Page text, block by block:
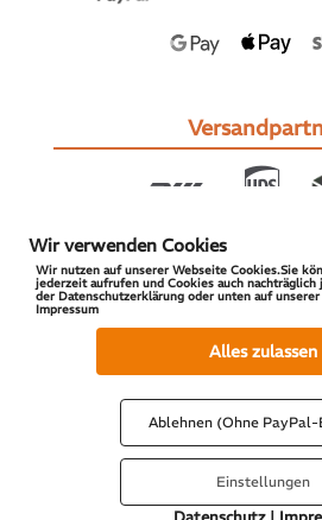
© 2026 S-PARTS | All
Wir verwenden Cookies
Wir nutzen auf unserer Webseite Cookies.Sie
jederzeit aufrufen und Cookies auch
der Datenschutzerklärung oder unten auf
Impressum
Alles zulassen
Ablehnen (Ohne PayPal-
Einstellungen